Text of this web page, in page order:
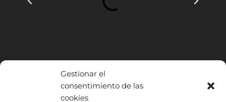
Gestionar el
consentimiento de las
cookies